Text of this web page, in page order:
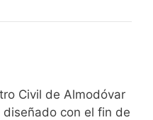
Civil de Almodóvar
con el fin de